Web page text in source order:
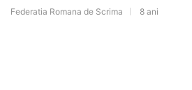
Federatia Romana de Scrima 8 ani